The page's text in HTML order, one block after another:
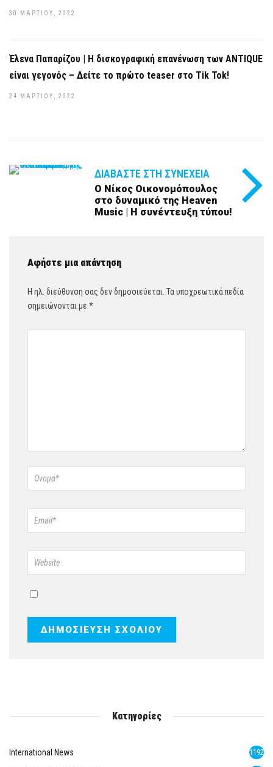
30 ΜΑΡΤΊΟΥ, 2022
Έλενα Παπαρίζου | Η δισκογραφική επανένωση των ANTIQUE
είναι γεγονός – Δείτε το πρώτο teaser στο Tik Tok!
24 ΜΑΡΤΊΟΥ, 2022
ΔΙΑΒΆΣΤΕ ΣΤΗ ΣΥΝΈΧΕΙΑ
Ο Νίκος Οικονομόπουλος
στο δυναμικό της Heaven
Music | Η συνέντευξη τύπου!
Αφήστε μια απάντηση
Η ηλ. διεύθυνση σας δεν δημοσιεύεται. Τα υποχρεωτικά πεδία
σημειώνονται με *
Κατηγορίες
International News 1192